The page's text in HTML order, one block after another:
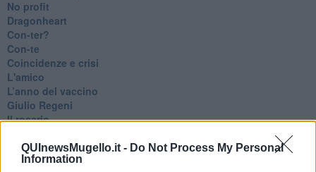
QUInewsMugello.it - Do Not Process My Personal
Information
No profit
Dragonheart
Con-ter?
​Con-te
Coincidenze e crisi
L'amico
​L’anno del vaccino
Giulio Regeni
​Il rosario
Maradona
Cronaca